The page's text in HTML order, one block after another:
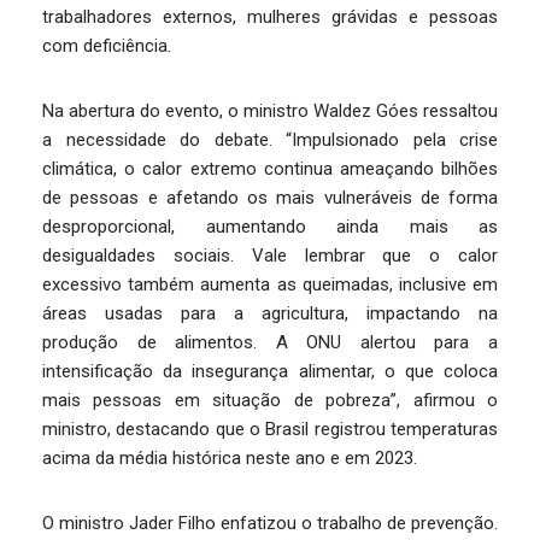
trabalhadores externos, mulheres grávidas e pessoas
com deficiência.
Na abertura do evento, o ministro Waldez Góes ressaltou
a necessidade do debate. “Impulsionado pela crise
climática, o calor extremo continua ameaçando bilhões
de pessoas e afetando os mais vulneráveis de forma
desproporcional, aumentando ainda mais as
desigualdades sociais. Vale lembrar que o calor
excessivo também aumenta as queimadas, inclusive em
áreas usadas para a agricultura, impactando na
produção de alimentos. A ONU alertou para a
intensificação da insegurança alimentar, o que coloca
mais pessoas em situação de pobreza”, afirmou o
ministro, destacando que o Brasil registrou temperaturas
acima da média histórica neste ano e em 2023.
O ministro Jader Filho enfatizou o trabalho de prevenção.